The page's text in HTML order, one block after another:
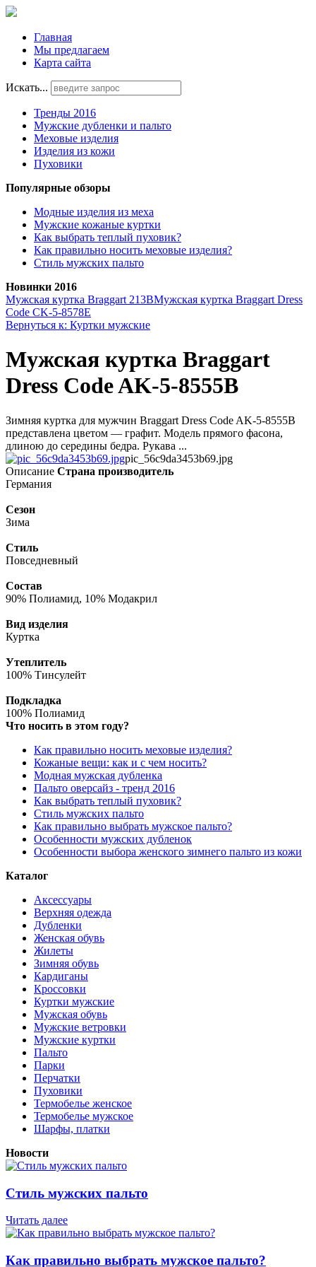
Главная
Мы предлагаем
Карта сайта
Искать...
Тренды 2016
Мужские дубленки и пальто
Меховые изделия
Изделия из кожи
Пуховики
Популярные обзоры
Модные изделия из меха
Мужские кожаные куртки
Как выбрать теплый пуховик?
Как правильно носить меховые изделия?
Стиль мужских пальто
Новинки 2016
Мужская куртка Braggart 213BМужская куртка Braggart Dress
Code CK-5-8578E
Вернуться к: Куртки мужские
Мужская куртка Braggart
Dress Code AK-5-8555B
Зимняя куртка для мужчин Braggart Dress Code AK-5-8555B
представлена цветом — графит. Модель прямого фасона,
длиною до середины бедра. Рукава ...
pic_56c9da3453b69.jpg
Описание Страна производитель
Германия
Сезон
Зима
Стиль
Повседневный
Состав
90% Полиамид, 10% Модакрил
Вид изделия
Куртка
Утеплитель
100% Тинсулейт
Подкладка
100% Полиамид
Что носить в этом году?
Как правильно носить меховые изделия?
Кожаные вещи: как и с чем носить?
Модная мужская дубленка
Пальто оверсайз - тренд 2016
Как выбрать теплый пуховик?
Стиль мужских пальто
Как правильно выбрать мужское пальто?
Особенности мужских дубленок
Особенности выбора женского зимнего пальто из кожи
Каталог
Аксессуары
Верхняя одежда
Дубленки
Женская обувь
Жилеты
Зимняя обувь
Кардиганы
Кроссовки
Куртки мужские
Мужская обувь
Мужские ветровки
Мужские куртки
Пальто
Парки
Перчатки
Пуховики
Термобелье женское
Термобелье мужское
Шарфы, платки
Новости
Стиль мужских пальто
Читать далее
Как правильно выбрать мужское пальто?